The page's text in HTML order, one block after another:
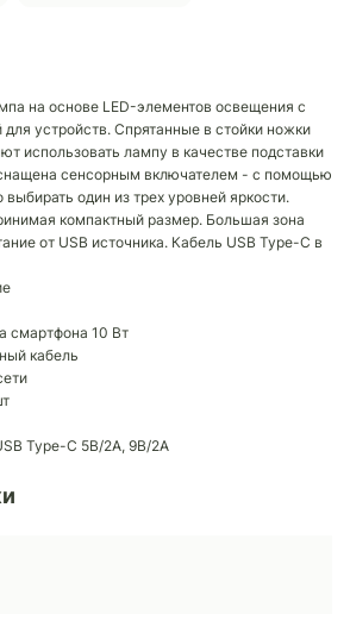
на основе LED-элементов освещения с
для устройств. Спрятанные в стойки ножки
использовать лампу в качестве подставки
сенсорным включателем - с помощью
один из трех уровней яркости.
компактный размер. Большая зона
от USB источника. Кабель USB Type-C в
смартфона 10 Вт
кабель
Type-C 5В/2А, 9В/2А